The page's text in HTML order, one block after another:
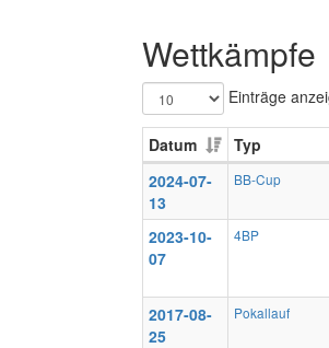
Wettkämpfe
Einträge
Datum Typ
2024-07-
13
BB-Cup
2023-10-
07
4BP
2017-08-
25
Pokallauf